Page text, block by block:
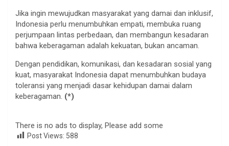
Jika ingin mewujudkan masyarakat yang damai dan inklusif,
Indonesia perlu menumbuhkan empati, membuka ruang
perjumpaan lintas perbedaan, dan membangun kesadaran
bahwa keberagaman adalah kekuatan, bukan ancaman.
Dengan pendidikan, komunikasi, dan kesadaran sosial yang
kuat, masyarakat Indonesia dapat menumbuhkan budaya
toleransi yang menjadi dasar kehidupan damai dalam
keberagaman. (*)
There is no ads to display, Please add some
Post Views: 588